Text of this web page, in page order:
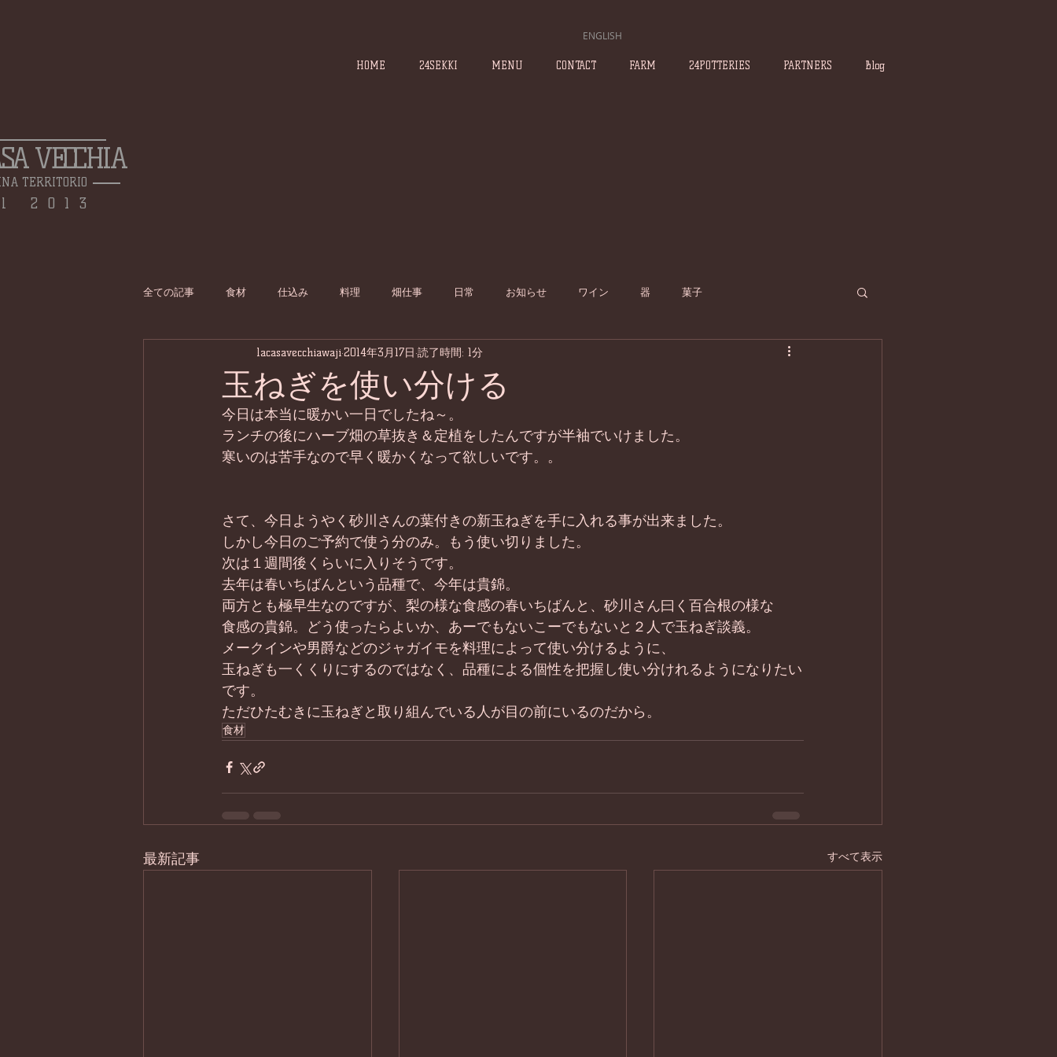
HOME 24SEKKI MENU CONTACT FARM 24POTTERIES PARTNERS Blog
全ての記事 食材 仕込み 料理 畑仕事 日常 お知らせ ワイン 器 菓子
玉ねぎを使い分ける
lacasavecchiawaji2014年3月17日 読了時間: 1分
今日は本当に暖かい一日でしたね～。
ランチの後にハーブ畑の草抜き＆定植をしたんですが半袖でいけました。
寒いのは苦手なので早く暖かくなって欲しいです。。
さて、今日ようやく砂川さんの葉付きの新玉ねぎを手に入れる事が出来ました。
しかし今日のご予約で使う分のみ。もう使い切りました。
次は１週間後くらいに入りそうです。
去年は春いちばんという品種で、今年は貴錦。
両方とも極早生なのですが、梨の様な食感の春いちばんと、砂川さん曰く百合根の様な
食感の貴錦。どう使ったらよいか、あーでもないこーでもないと２人で玉ねぎ談義。
メークインや男爵などのジャガイモを料理によって使い分けるように、
玉ねぎも一くくりにするのではなく、品種による個性を把握し使い分けれるようになりたい
です。
ただひたむきに玉ねぎと取り組んでいる人が目の前にいるのだから。
食材
最新記事 すべて表示
VECCHIA
TERRITORIO
2013
ENGLISH